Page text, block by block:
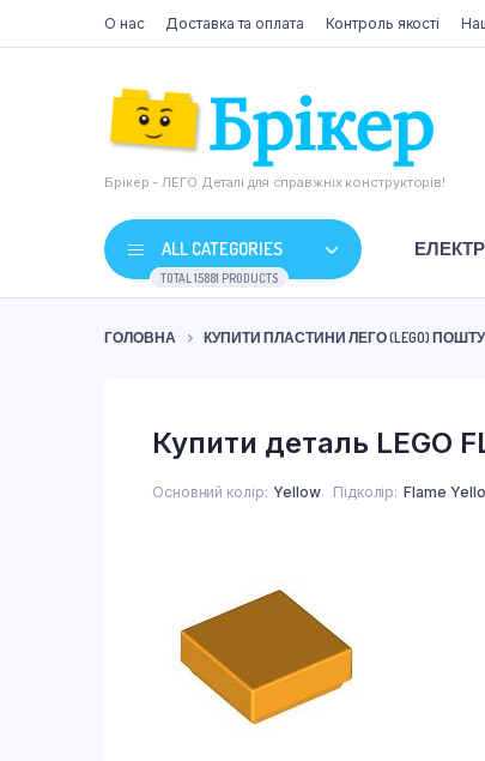
О нас Доставка та оплата Контроль якості
Брікер - ЛЕГО Деталі для справжніх конструкторів!
ALL CATEGORIES
TOTAL 15881 PRODUCTS
ГОЛОВНА КУПИТИ ПЛАСТИНИ ЛЕГО (LEGO)
Купити деталь LEGO
Основний колір Yellow Підколір Flame